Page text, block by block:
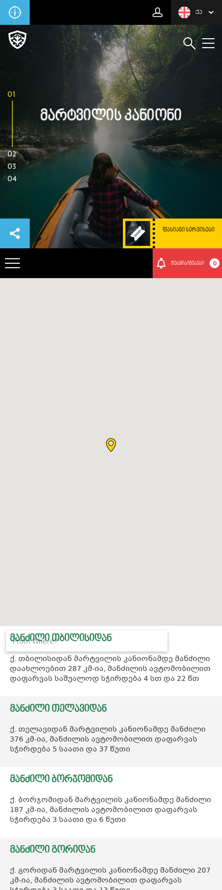
ᲥᲐ
01
02
03
04
Მარტვილის Კანიონი
ᲤᲐᲡᲘᲐᲜᲘ ᲡᲔᲠᲕᲘᲡᲔᲑᲘ
შეტყიბინებები 0
ᲛᲐᲜᲫᲘᲚᲘ ᲗᲑᲘᲚᲘᲡᲘᲓᲐᲜ
ქ. თბილისიდან მარტვილის კანიონამდე მანძილი
დაახლოებით 287 კმ-ია, მანძილის ავტომობილით
დაფარვას საშუალოდ სჭირდება 4 სთ და 22 წთ
ᲛᲐᲜᲫᲘᲚᲘ ᲗᲔᲚᲐᲕᲘᲓᲐᲜ
ქ. თელავიდან მარტვილის კანიონამდე მანძილი
376 კმ-ია, მანძილის ავტომობილით დაფარვას
სჭირდება 5 საათი და 37 წუთი
ᲛᲐᲜᲫᲘᲚᲘ ᲑᲝᲠᲯᲝᲛᲘᲓᲐᲜ
ქ. ბორჯომიდან მარტვილის კანიონამდე მანძილი
187 კმ-ია, მანძილის ავტომობილით დაფარვას
სჭირდება 3 საათი და 6 წუთი
ᲛᲐᲜᲫᲘᲚᲘ ᲒᲝᲠᲘᲓᲐᲜ
ქ. გორიდან მარტვილის კანიონამდე მანძილი 207
კმ-ია, მანძილის ავტომობილით დაფარვას